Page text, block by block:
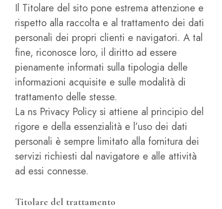
Il Titolare del sito pone estrema attenzione e
rispetto alla raccolta e al trattamento dei dati
personali dei propri clienti e navigatori. A tal
fine, riconosce loro, il diritto ad essere
pienamente informati sulla tipologia delle
informazioni acquisite e sulle modalità di
trattamento delle stesse.
La ns Privacy Policy si attiene al principio del
rigore e della essenzialità e l’uso dei dati
personali è sempre limitato alla fornitura dei
servizi richiesti dal navigatore e alle attività
ad essi connesse.
Titolare del trattamento